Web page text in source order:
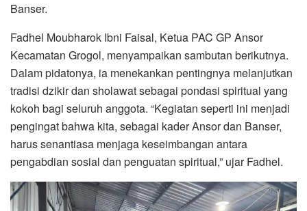
Banser.
Fadhel Moubharok Ibni Faisal, Ketua PAC GP Ansor
Kecamatan Grogol, menyampaikan sambutan berikutnya.
Dalam pidatonya, ia menekankan pentingnya melanjutkan
tradisi dzikir dan sholawat sebagai pondasi spiritual yang
kokoh bagi seluruh anggota. “Kegiatan seperti ini menjadi
pengingat bahwa kita, sebagai kader Ansor dan Banser,
harus senantiasa menjaga keseimbangan antara
pengabdian sosial dan penguatan spiritual,” ujar Fadhel.